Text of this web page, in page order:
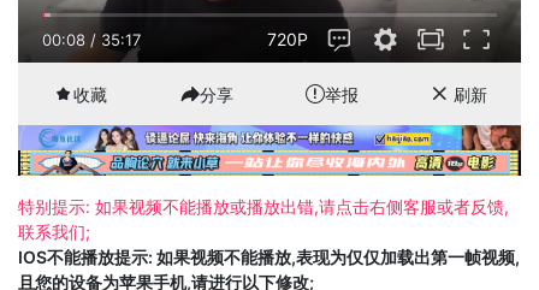
00:08 / 35:17 720P
收藏 分享 举报 刷新
特别提示: 如果视频不能播放或播放出错,请点击右侧客服或者反馈,
联系我们;
IOS不能播放提示: 如果视频不能播放,表现为仅仅加载出第一帧视频,
且您的设备为苹果手机,请进行以下修改;